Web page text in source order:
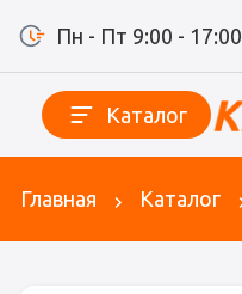
Пн - Пт 9:00 - 17:00
Каталог
Главная Каталог